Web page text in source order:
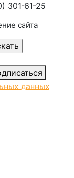
301-61-25
сайта
данных